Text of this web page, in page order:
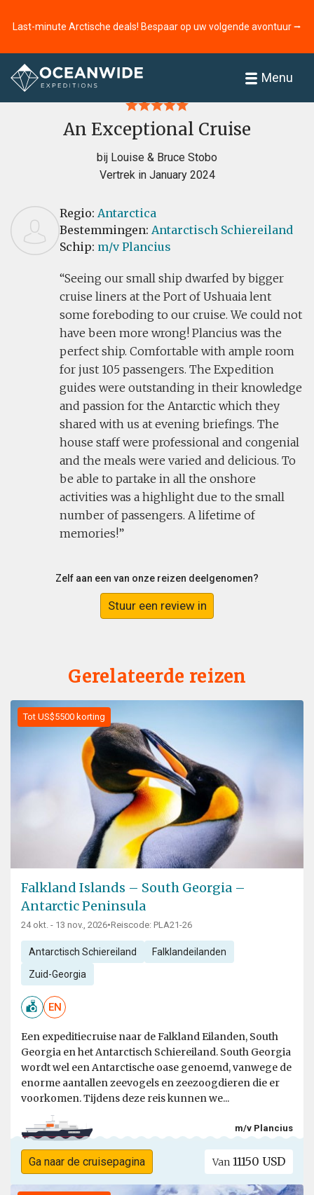
Last-minute Arctische deals! Bespaar op uw volgende avontuur ⭢
Menu
Home
An Exceptional Cruise
bij Louise & Bruce Stobo
Vertrek in January 2024
Regio: Antarctica
Bestemmingen: Antarctisch Schiereiland
Schip: m/v Plancius
Seeing our small ship dwarfed by bigger
cruise liners at the Port of Ushuaia lent
some foreboding to our cruise. We could not
have been more wrong! Plancius was the
perfect ship. Comfortable with ample room
for just 105 passengers. The Expedition
guides were outstanding in their knowledge
and passion for the Antarctic which they
shared with us at evening briefings. The
house staff were professional and congenial
and the meals were varied and delicious. To
be able to partake in all the onshore
activities was a highlight due to the small
number of passengers. A lifetime of
memories!
Zelf aan een van onze reizen deelgenomen?
Stuur een review in
Gerelateerde reizen
Tot US$5500 korting
Falkland Islands – South Georgia –
Antarctic Peninsula
24 okt. - 13 nov., 2026•Reiscode: PLA21-26
Antarctisch Schiereiland Falklandeilanden
Zuid-Georgia
EN
Een expeditiecruise naar de Falkland Eilanden, South
Georgia en het Antarctisch Schiereiland. South Georgia
wordt wel een Antarctische oase genoemd, vanwege de
enorme aantallen zeevogels en zeezoogdieren die er
voorkomen. Tijdens deze reis kunnen we...
m/v Plancius
Ga naar de cruisepagina Van 11150 USD